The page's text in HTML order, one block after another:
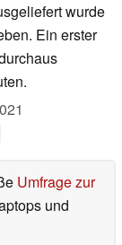
wurde
Ein erster
Umfrage zur
und